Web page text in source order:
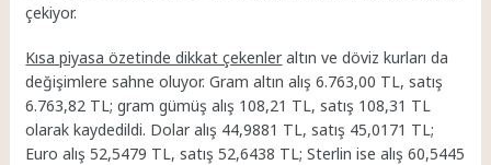
çekiyor.
Kısa piyasa özetinde dikkat çekenleraltın ve döviz kurları da
değişimlere sahne oluyor. Gram altın alış 6.763,00 TL, satış
6.763,82 TL; gram gümüş alış 108,21 TL, satış 108,31 TL
olarak kaydedildi. Dolar alış 44,9881 TL, satış 45,0171 TL;
Euro alış 52,5479 TL, satış 52,6438 TL; Sterlin ise alış 60,5445